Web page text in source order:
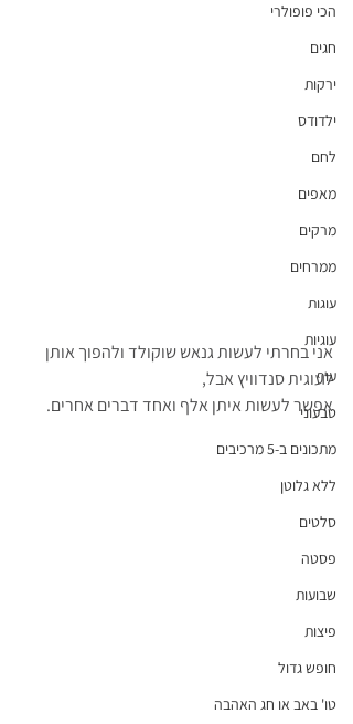
הכי פופולרי
חגים
ירקות
ילדודס
לחם
מאפים
מרקים
ממרחים
עוגות
עוגיות
עוף
טבעוני
מתכונים ב-5 מרכיבים
ללא גלוטן
סלטים
פסטה
שבועות
פיצות
חופש גדול
טו' באב או חג האהבה
אני בחרתי לעשות גנאש שוקולד ולהפוך אותן
לעוגית סנדוויץ אבל,
אפשר לעשות איתן אלף ואחד דברים אחרים.